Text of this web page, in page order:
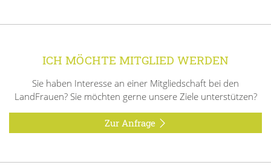
ICH MÖCHTE MITGLIED WERDEN
Sie haben Interesse an einer Mitgliedschaft bei den
LandFrauen? Sie möchten gerne unsere Ziele unterstützen?
Zur Anfrage